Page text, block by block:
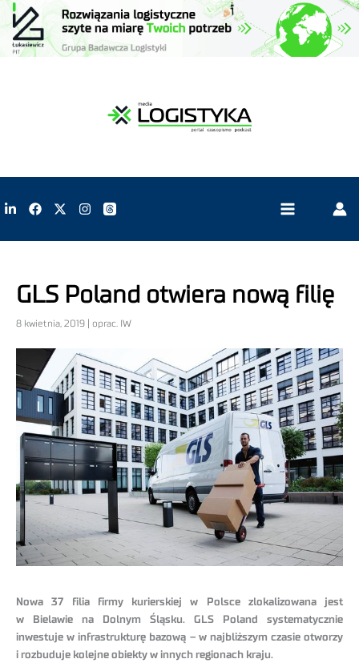
GLS Poland otwiera nową filię
8 kwietnia, 2019 | oprac. IW
Nowa 37 filia firmy kurierskiej w Polsce zlokalizowana jest
w Bielawie na Dolnym Śląsku. GLS Poland systematycznie
inwestuje w infrastrukturę bazową – w najbliższym czasie otworzy
i rozbuduje kolejne obiekty w innych regionach kraju.